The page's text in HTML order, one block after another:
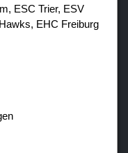
ESC Trier, ESV
EHC Freiburg